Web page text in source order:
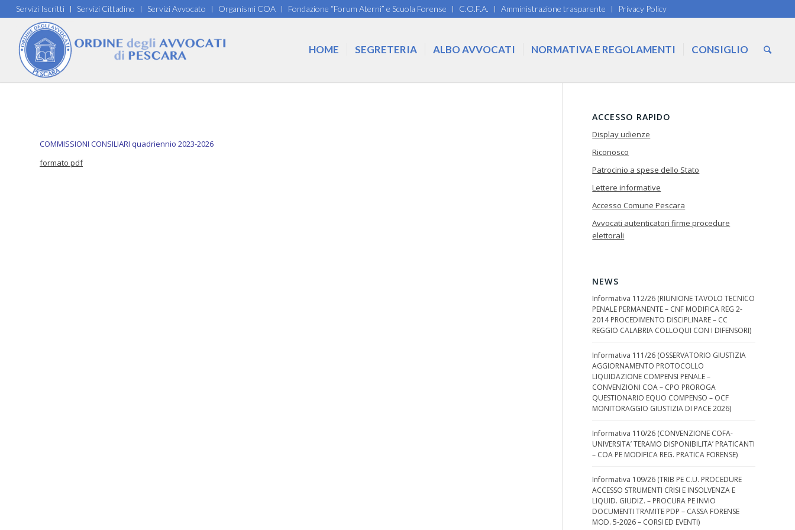
Servizi Iscritti Servizi Cittadino Servizi Avvocato Organismi COA Fondazione “Forum Aterni” e Scuola Forense C.O.F.A. Amministrazione trasparente Privacy Policy
HOME SEGRETERIA ALBO AVVOCATI NORMATIVA E REGOLAMENTI CONSIGLIO
COMMISSIONI CONSILIARI quadriennio 2023-2026
formato pdf
ACCESSO RAPIDO
Display udienze
Riconosco
Patrocinio a spese dello Stato
Lettere informative
Accesso Comune Pescara
Avvocati autenticatori firme procedure
elettorali
NEWS
Informativa 112/26 (RIUNIONE TAVOLO TECNICO
PENALE PERMANENTE – CNF MODIFICA REG 2-
2014 PROCEDIMENTO DISCIPLINARE – CC
REGGIO CALABRIA COLLOQUI CON I DIFENSORI)
Informativa 111/26 (OSSERVATORIO GIUSTIZIA
AGGIORNAMENTO PROTOCOLLO
LIQUIDAZIONE COMPENSI PENALE –
CONVENZIONI COA – CPO PROROGA
QUESTIONARIO EQUO COMPENSO – OCF
MONITORAGGIO GIUSTIZIA DI PACE 2026)
Informativa 110/26 (CONVENZIONE COFA-
UNIVERSITA’ TERAMO DISPONIBILITA’ PRATICANTI
– COA PE MODIFICA REG. PRATICA FORENSE)
Informativa 109/26 (TRIB PE C.U. PROCEDURE
ACCESSO STRUMENTI CRISI E INSOLVENZA E
LIQUID. GIUDIZ. – PROCURA PE INVIO
DOCUMENTI TRAMITE PDP – CASSA FORENSE
MOD. 5-2026 – CORSI ED EVENTI)